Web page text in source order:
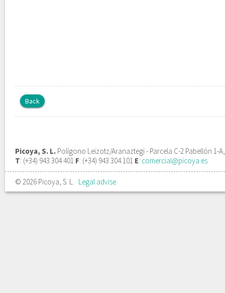
Back
Picoya, S. L. Polígono Leizotz/Aranaztegi - Parcela C-2 Pabellón 1-
T: (+34) 943 304 401 F: (+34) 943 304 101 E: comercial@picoya.es
© 2026 Picoya, S. L. Legal advise